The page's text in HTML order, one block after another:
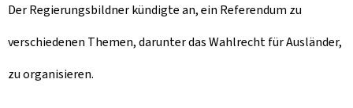
Der Regierungsbildner kündigte an, ein Referendum zu
verschiedenen Themen, darunter das Wahlrecht für Ausländer,
zu organisieren.